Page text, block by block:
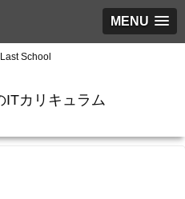
MENU
School
ITカリキュラム